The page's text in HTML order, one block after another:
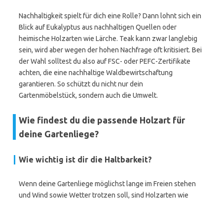
Nachhaltigkeit spielt für dich eine Rolle? Dann lohnt sich ein
Blick auf Eukalyptus aus nachhaltigen Quellen oder
heimische Holzarten wie Lärche. Teak kann zwar langlebig
sein, wird aber wegen der hohen Nachfrage oft kritisiert. Bei
der Wahl solltest du also auf FSC- oder PEFC-Zertifikate
achten, die eine nachhaltige Waldbewirtschaftung
garantieren. So schützt du nicht nur dein
Gartenmöbelstück, sondern auch die Umwelt.
Wie findest du die passende Holzart für
deine Gartenliege?
Wie wichtig ist dir die Haltbarkeit?
Wenn deine Gartenliege möglichst lange im Freien stehen
und Wind sowie Wetter trotzen soll, sind Holzarten wie